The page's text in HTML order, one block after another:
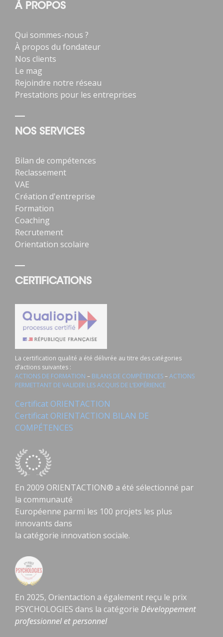
À PROPOS
Qui sommes-nous ?
À propos du fondateur
Nos clients
Le mag
Rejoindre notre réseau
Prestations pour les entreprises
NOS SERVICES
Bilan de compétences
Reclassement
VAE
Création d'entreprise
Formation
Coaching
Recrutement
Orientation scolaire
CERTIFICATIONS
La certification qualité a été délivrée au titre des catégories
d’actions suivantes :
ACTIONS DE FORMATION – BILANS DE COMPÉTENCES–ACTIONS
PERMETTANT DE VALIDER LES ACQUIS DE L’EXPÉRIENCE
Certificat ORIENTACTION
Certificat ORIENTACTION BILAN DE
COMPÉTENCES
En 2009 ORIENTACTION® a été sélectionné par
la communauté
Européenne parmi les 100 projets les plus
innovants dans
la catégorie innovation sociale.
En 2025, Orientaction a également reçu le prix
PSYCHOLOGIES dans la catégorie Développement
professionnel et personnel